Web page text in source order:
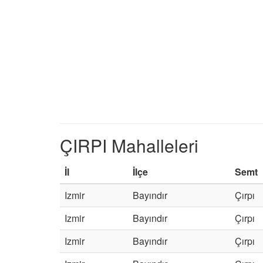
ÇIRPI Mahalleleri
İl İlçe
Semt
Izmir
Bayındır
Çırpı
Izmir
Bayındır
Çırpı
Izmir
Bayındır
Çırpı